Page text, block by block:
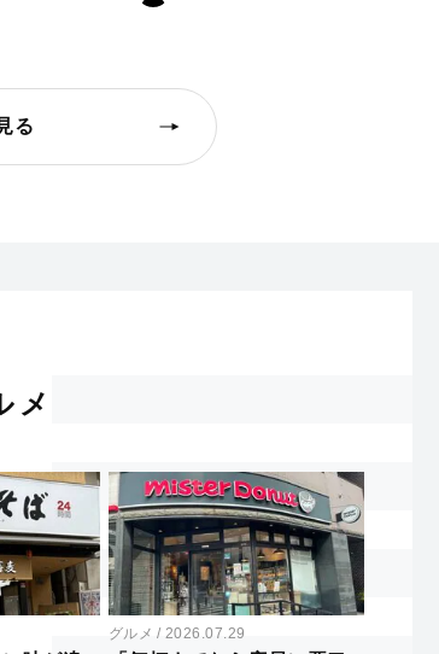
る
メ
グルメ 2026.07.29